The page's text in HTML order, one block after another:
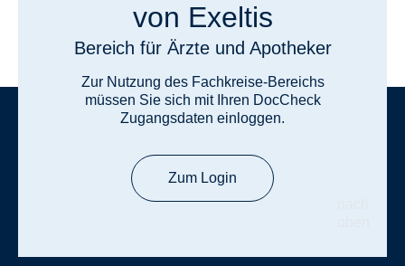
von Exeltis
Bereich für Ärzte und Apotheker
Zur Nutzung des Fachkreise-Bereichs
müssen Sie sich mit Ihren DocCheck
Zugangsdaten einloggen.
Zum Login